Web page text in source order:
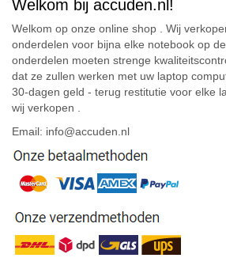
Welkom bij accuden.nl!
Welkom op onze online shop . Wij
onderdelen voor bijna elke notebook op
onderdelen moeten strenge
dat ze zullen werken met uw laptop
30-dagen geld - terug restitutie voor elke
wij verkopen .
Email: info@accuden.nl